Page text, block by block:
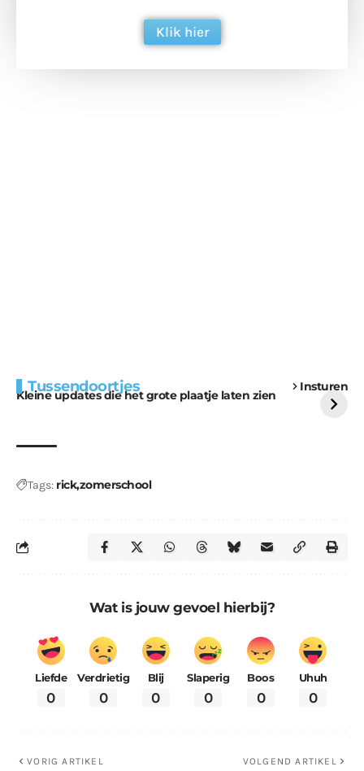
Klik hier
Tussendoortjes Insturen
Kleine updates die het grote plaatje laten zien
voor kabouters
uitdaging
Tags: rickzomerschool
Wat is jouw gevoel hierbij?
Liefde
0
Verdrietig
0
Blij
0
Slaperig
0
Boos
0
Uhuh
0
VORIG ARTIKEL VOLGEND ARTIKEL